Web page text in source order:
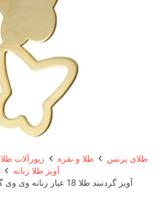
طلای پرنس طلا و نقره زیورآلات طلا
آویز طلا زنانه
آویز گردنبند طلا 18 عیار زنانه وی وی گلد گالری طرح پروانه